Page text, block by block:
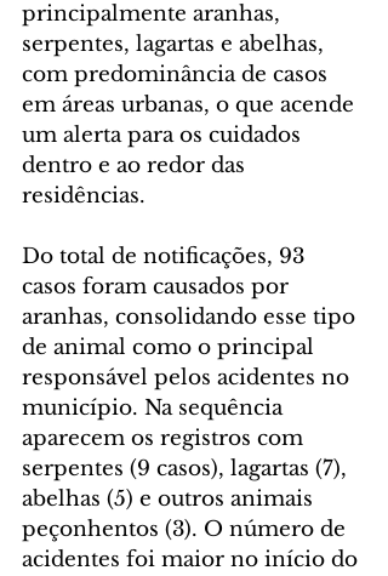
principalmente aranhas,
serpentes, lagartas e abelhas,
com predominância de casos
em áreas urbanas, o que acende
um alerta para os cuidados
dentro e ao redor das
residências.
Do total de notificações, 93
casos foram causados por
aranhas, consolidando esse tipo
de animal como o principal
responsável pelos acidentes no
município. Na sequência
aparecem os registros com
serpentes (9 casos), lagartas (7),
abelhas (5) e outros animais
peçonhentos (3). O número de
acidentes foi maior no início do